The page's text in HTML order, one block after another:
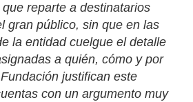
reparte a destinatarios
gran público, sin que en las
la entidad cuelgue el detalle
a quién, cómo y por
justifican este
con un argumento muy